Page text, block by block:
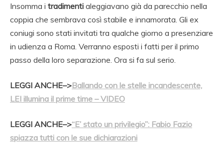
Insomma i tradimenti aleggiavano già da parecchio nella
coppia che sembrava così stabile e innamorata. Gli ex
coniugi sono stati invitati tra qualche giorno a presenziare
in udienza a Roma. Verranno esposti i fatti per il primo
passo della loro separazione. Ora si fa sul serio.
LEGGI ANCHE–>Ballando con le stelle incandescente,
LEI illumina il prime time – VIDEO
LEGGI ANCHE–>“E’ stato un privilegio”: Fabio Fazio
spiazza tutti con le sue dichiarazioni